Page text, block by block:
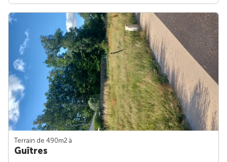
Terrain de 490m2 à
Guîtres